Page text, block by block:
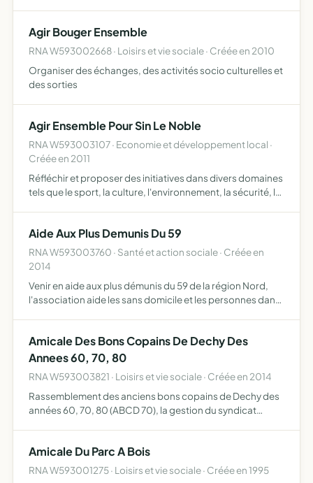
Agir Bouger Ensemble
RNA W593002668 · Loisirs et vie sociale · Créée en 2010
Organiser des échanges, des activités socio culturelles et
des sorties
Agir Ensemble Pour Sin Le Noble
RNA W593003107 · Economie et développement local ·
Créée en 2011
Réfléchir et proposer des initiatives dans divers domaines
tels que le sport, la culture, l'environnement, la sécurité, le
Aide Aux Plus Demunis Du 59
RNA W593003760 · Santé et action sociale · Créée en
2014
Venir en aide aux plus démunis du 59 de la région Nord,
l'association aide les sans domicile et les personnes dans
Amicale Des Bons Copains De Dechy Des
Annees 60, 70, 80
RNA W593003821 · Loisirs et vie sociale · Créée en 2014
Rassemblement des anciens bons copains de Dechy des
années 60, 70, 80 (ABCD 70), la gestion du syndicat
tem…
Amicale Du Parc A Bois
RNA W593001275 · Loisirs et vie sociale · Créée en 1995